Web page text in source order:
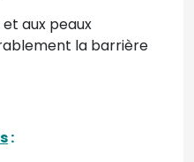
aux peaux
la barrière
: